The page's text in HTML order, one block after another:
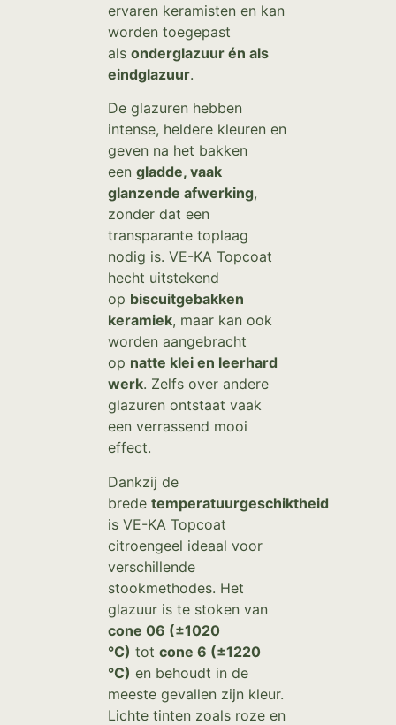
ervaren keramisten en kan
worden toegepast
als onderglazuur én als
eindglazuur.
De glazuren hebben
intense, heldere kleuren en
geven na het bakken
een gladde, vaak
glanzende afwerking,
zonder dat een
transparante toplaag
nodig is. VE-KA Topcoat
hecht uitstekend
op biscuitgebakken
keramiek, maar kan ook
worden aangebracht
op natte klei en leerhard
werk. Zelfs over andere
glazuren ontstaat vaak
een verrassend mooi
effect.
Dankzij de
brede temperatuurgeschiktheid
is VE-KA Topcoat
citroengeel ideaal voor
verschillende
stookmethodes. Het
glazuur is te stoken van
cone 06 (±1020
°C) tot cone 6 (±1220
°C) en behoudt in de
meeste gevallen zijn kleur.
Lichte tinten zoals roze en